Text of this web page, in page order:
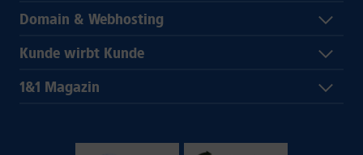
Domain & Webhosting
Kunde wirbt Kunde
1&1 Magazin